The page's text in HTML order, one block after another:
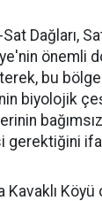
Dağları,
önemli
bu
biyolojik
gerektiğini
Kavaklı